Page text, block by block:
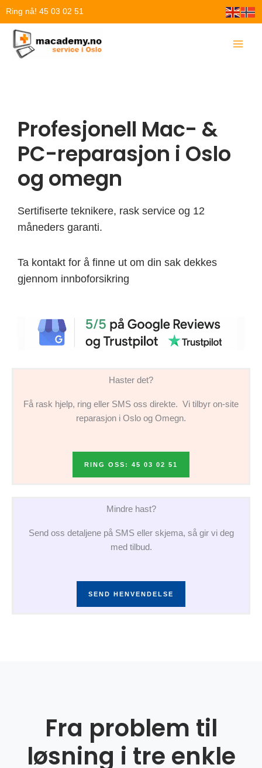
Hopp
innholdet
Ring nå! 45 03 02 51
Profesjonell Mac- &
PC-reparasjon i Oslo
og omegn
Sertifiserte teknikere, rask service og 12
måneders garanti.
Ta kontakt for å finne ut om din sak dekkes
gjennom innboforsikring
Haster det?
Få rask hjelp, ring eller SMS oss direkte. Vi tilbyr on-site
reparasjon i Oslo og Omegn.
RING OSS: 45 03 02 51
Mindre hast?
Send oss detaljene på SMS eller skjema, så gir vi deg
med tilbud.
SEND HENVENDELSE
Fra problem til
løsning i tre enkle